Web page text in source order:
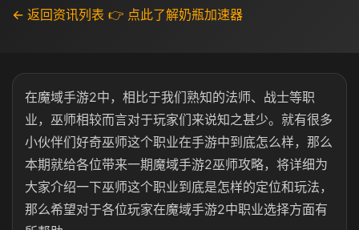
← 返回资讯列表 👉 点此了解奶瓶加速器
在魔域手游2中，相比于我们熟知的法师、战士等职
业，巫师相较而言对于玩家们来说知之甚少。就有很多
小伙伴们好奇巫师这个职业在手游中到底怎么样，那么
本期就给各位带来一期魔域手游2巫师攻略，将详细为
大家介绍一下巫师这个职业到底是怎样的定位和玩法，
那么希望对于各位玩家在魔域手游2中职业选择方面有